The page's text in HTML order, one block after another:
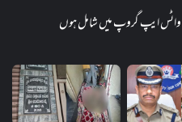
واٹس ایپ گروپ میں شامل ہوں